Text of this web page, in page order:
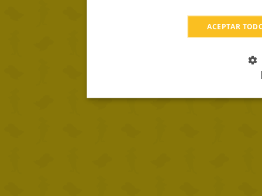
ACEPTAR